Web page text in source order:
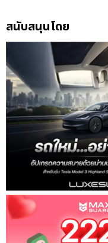
สนับสนุนโดย